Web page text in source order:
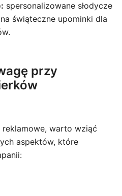
spersonalizowane słodycze
świąteczne upominki dla
przy
warto wziąć
aspektów, które